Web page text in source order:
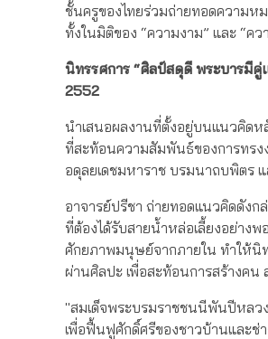
ชั้นครูของไทยร่วมถ่ายทอดความห
ทั้งในมิติของ “ความงาม” และ “ค
นิทรรศการ “ศิลป์สดุดี พระบารมี
2552
นำเสนอผลงานที่ตั้งอยู่บนแนวคิดห
ที่สะท้อนความสัมพันธ์ของการทรง
อดุลยเดชมหาราช บรมนาถบพิตร
อาจารย์ปรีชา ถ่ายทอดแนวคิดดัง
ที่ต้องได้รับสายน้ำหล่อเลี้ยงอย่าง
ศักยภาพมนุษย์จากภายใน ทำให้นิ
ผ่านศิลปะ เพื่อสะท้อนการสร้างคน
"สมเด็จพระบรมราชชนนีพันปีหล
เพื่อฟื้นฟูศักดิ์ศรีของชาวบ้านและช่